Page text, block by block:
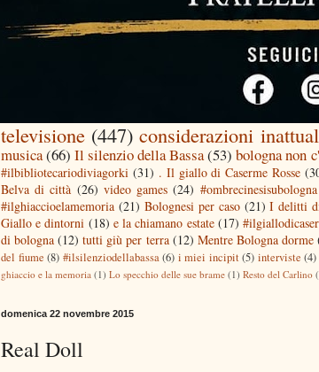
televisione (447) considerazioni
musica(66) Il silenzio della Bassa(53) bologna non
#ilbibliotecariodiviagorki (31) . Il giallo di Caserme Rosse
Belva di città (26) video games (24) #ombrecinesisubologna
#ilghiaccioelamemoria (21) Bolognesi per caso (21) I delitti
Giallo e dintorni (18) e la chiamano estate (17)
di bologna (12) tutti giù per terra (12) Mentre Bologna dorme
del fiume (8) #ilsilenziodellabassa (6) i miei incipit (5) interviste (4)
ghiaccio e la memoria (1) Lo specchio delle sue brame (1) Resto del Carlino
domenica 22 novembre 2015
Real Doll